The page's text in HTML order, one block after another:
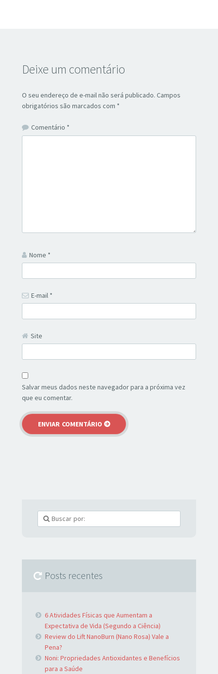
Deixe um comentário
O seu endereço de e-mail não será publicado. Campos
obrigatórios são marcados com *
Comentário *
Nome *
E-mail *
Site
Salvar meus dados neste navegador para a próxima vez
que eu comentar.
Posts recentes
6 Atividades Físicas que Aumentam a
Expectativa de Vida (Segundo a Ciência)
Review do Lift NanoBurn (Nano Rosa) Vale a
Pena?
Noni: Propriedades Antioxidantes e Benefícios
para a Saúde